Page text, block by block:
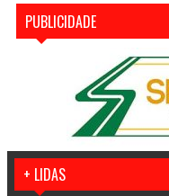
PUBLICIDADE
+ LIDAS